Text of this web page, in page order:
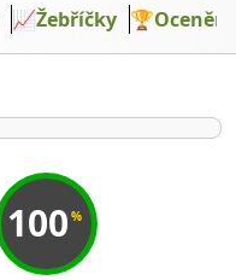
📈Žebříčky 🏆Ocenění
100 %